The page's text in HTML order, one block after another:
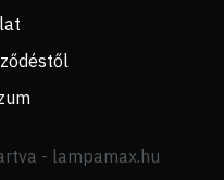
- lampamax.hu